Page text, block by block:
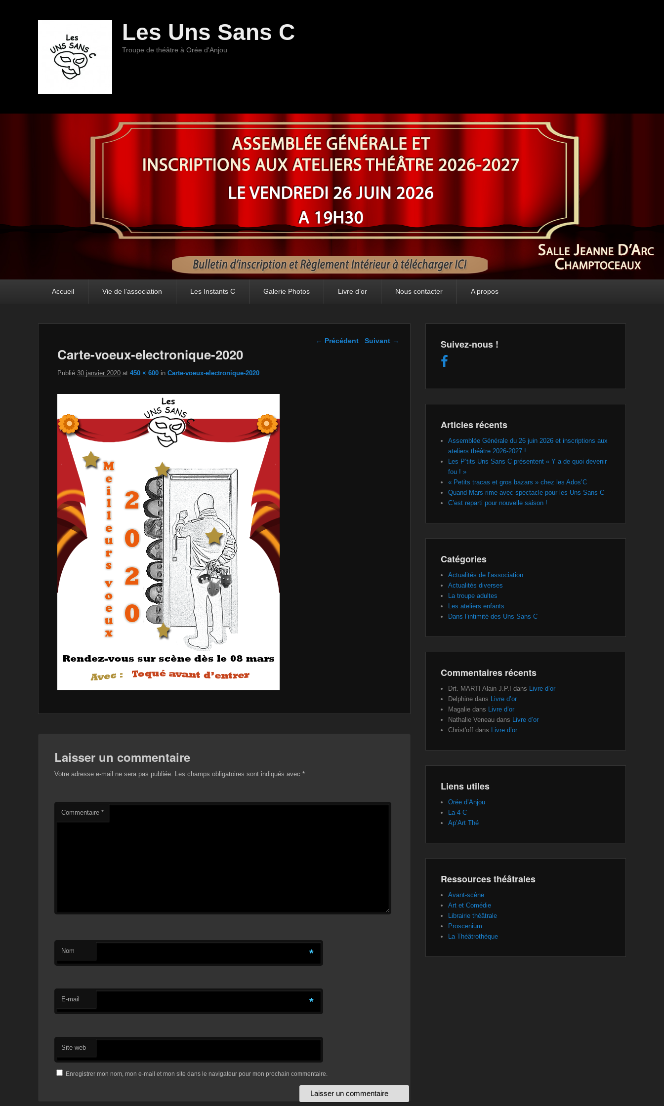
Les Uns Sans C
Troupe de théâtre à Orée d'Anjou
Accueil Vie de l’association Les Instants C Galerie Photos Livre d’or Nous contacter A propos
Navigation dans les
← Précédent Suivant →
Carte-voeux-electronique-2020
Publié 30 janvier 2020 at 450 × 600 in Carte-voeux-electronique-2020
Laisser un commentaire
Votre adresse e-mail ne sera pas publiée. Les champs obligatoires sont indiqués avec *
Commentaire *
Nom *
E-mail *
Site web
Enregistrer mon nom, mon e-mail et mon site dans le navigateur pour mon prochain commentaire.
Suivez-nous !
Articles récents
Assemblée Générale du 26 juin 2026 et inscriptions aux
ateliers théâtre 2026-2027 !
Les P’tits Uns Sans C présentent « Y a de quoi devenir
fou ! »
« Petits tracas et gros bazars » chez les Ados’C
Quand Mars rime avec spectacle pour les Uns Sans C
C’est reparti pour nouvelle saison !
Catégories
Actualités de l’association
Actualités diverses
La troupe adultes
Les ateliers enfants
Dans l’intimité des Uns Sans C
Commentaires récents
Drt. MARTI Alain J.P.I dans
Livre d’or
Delphine dans
Livre d’or
Magalie dans
Livre d’or
Nathalie Veneau dans
Livre d’or
Christ'off dans Livre d’or
Liens utiles
Orée d’Anjou
La 4 C
Ap’Art Thé
Ressources théâtrales
Avant-scène
Art et Comédie
Librairie théâtrale
Proscenium
La Théâtrothèque